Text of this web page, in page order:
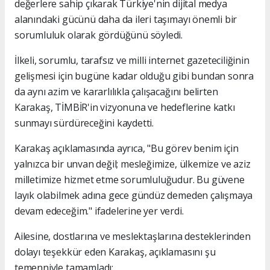
değerlere sahip çıkarak Türkiye'nin dijital medya
alanındaki gücünü daha da ileri taşımayı önemli bir
sorumluluk olarak gördüğünü söyledi.
İlkeli, sorumlu, tarafsız ve milli internet gazeteciliğinin
gelişmesi için bugüne kadar olduğu gibi bundan sonra
da aynı azim ve kararlılıkla çalışacağını belirten
Karakaş, TİMBİR'in vizyonuna ve hedeflerine katkı
sunmayı sürdüreceğini kaydetti.
Karakaş açıklamasında ayrıca, "Bu görev benim için
yalnızca bir unvan değil; mesleğimize, ülkemize ve aziz
milletimize hizmet etme sorumluluğudur. Bu güvene
layık olabilmek adına gece gündüz demeden çalışmaya
devam edeceğim." ifadelerine yer verdi.
Ailesine, dostlarına ve meslektaşlarına desteklerinden
dolayı teşekkür eden Karakaş, açıklamasını şu
temenniyle tamamladı: